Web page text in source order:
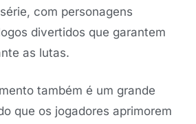
com personagens
divertidos que garantem
as lutas.
também é um grande
que os jogadores aprimorem